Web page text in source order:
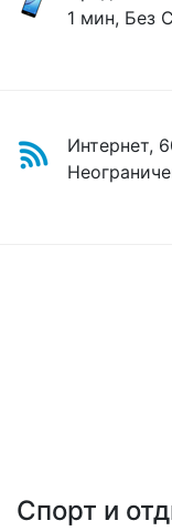
1 мин, Без
Интернет,
Спорт и